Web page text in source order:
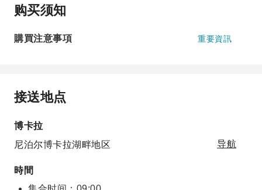
购买须知
購買注意事項 重要資訊
接送地点
博卡拉
尼泊尔博卡拉湖畔地区
导航
時間